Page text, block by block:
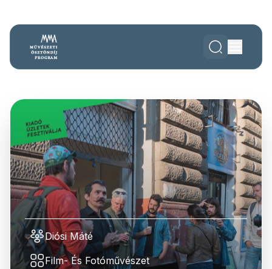
Diósi Máté
Film- És Fotóművészet